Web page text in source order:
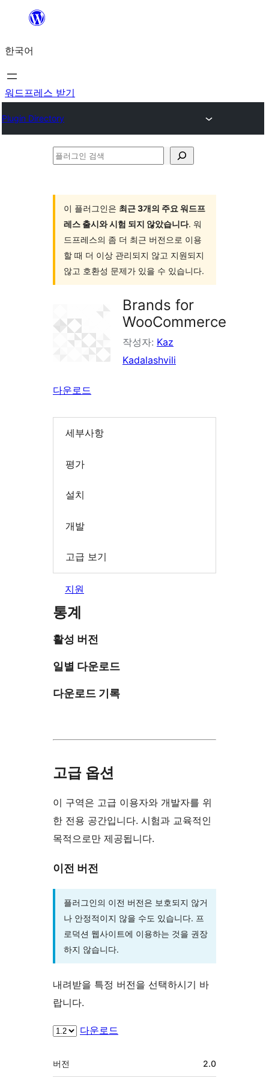
츠
로
바
가
한국어
워드프레스 받기
Plugin Directory
플
이 플러그인은 최근 3개의 주요 워드프
레스 출시와 시험 되지 않았습니다. 워
드프레스의 좀 더 최근 버전으로 이용
할 때 더 이상 관리되지 않고 지원되지
않고 호환성 문제가 있을 수 있습니다.
Brands for
WooCommerce
작성자: Kaz
Kadalashvili
다운로드
세부사항
평가
설치
개발
고급 보기
지원
통계
활성 버전
일별 다운로드
다운로드 기록
고급 옵션
이 구역은 고급 이용자와 개발자를 위
한 전용 공간입니다. 시험과 교육적인
목적으로만 제공됩니다.
이전 버전
플러그인의 이전 버전은 보호되지 않거
나 안정적이지 않을 수도 있습니다. 프
로덕션 웹사이트에 이용하는 것을 권장
하지 않습니다.
내려받을 특정 버전을 선택하시기 바
랍니다.
다운로드
기
버전 2.0